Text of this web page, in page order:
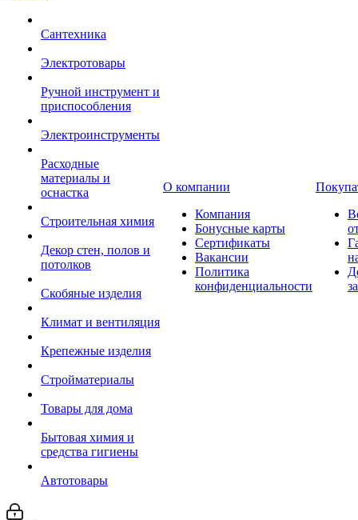
Сантехника
Электротовары
Ручной инструмент и
приспособления
Электроинструменты
Расходные
материалы и
оснастка
Строительная химия
Декор стен, полов и
потолков
Скобяные изделия
Климат и вентиляция
Крепежные изделия
Стройматериалы
Товары для дома
Бытовая химия и
средства гигиены
Автотовары
О компании
Компания
Бонусные карты
Сертификаты
Вакансии
Политика
конфиденциальности